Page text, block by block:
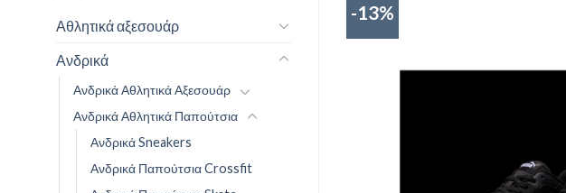
Αθλητικά αξεσουάρ
Ανδρικά
Ανδρικά Αθλητικά Αξεσουάρ
Ανδρικά Αθλητικά Παπούτσια
Ανδρικά Sneakers
Ανδρικά Παπούτσια Crossfit
-13%